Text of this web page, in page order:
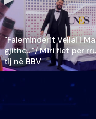
"Faleminderit Vëllai i
gjithë…"/ Miri flet për
tij në BBV